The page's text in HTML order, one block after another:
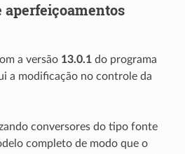
aperfeiçoamentos
a versão 13.0.1do programa
a modificação no controle da
conversores do tipo fonte
completo de modo que o